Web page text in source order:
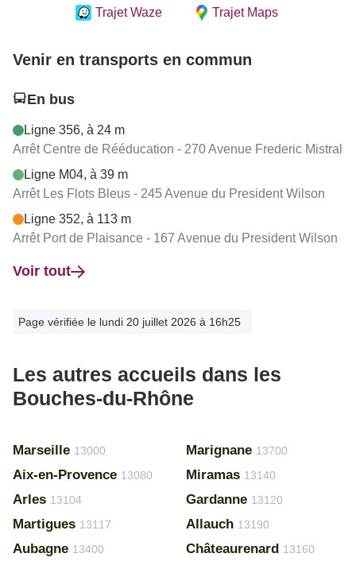
Trajet Waze Trajet Maps
Venir en transports en commun
En bus
Ligne 356, à 24 m
Arrêt Centre de Rééducation - 270 Avenue Frederic Mistral
Ligne M04, à 39 m
Arrêt Les Flots Bleus - 245 Avenue du President Wilson
Ligne 352, à 113 m
Arrêt Port de Plaisance - 167 Avenue du President Wilson
Voir tout
Page vérifiée le lundi 20 juillet 2026 à 16h25
Les autres accueils dans les
Bouches-du-Rhône
Marseille 13000
Aix-en-Provence 13080
Arles 13104
Martigues 13117
Aubagne 13400
Marignane 13700
Miramas 13140
Gardanne 13120
Allauch 13190
Châteaurenard 13160